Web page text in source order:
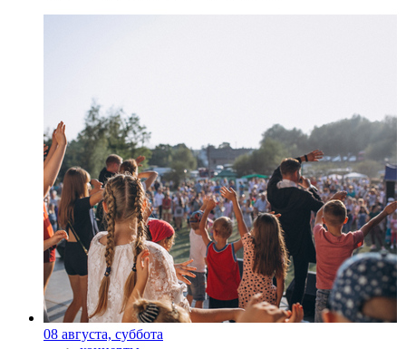
08 августа, суббота